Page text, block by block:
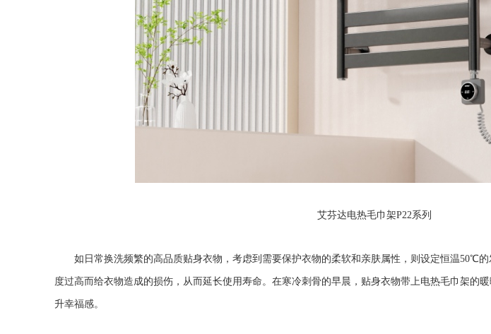
艾芬达电热毛巾架P22系列
如日常换洗频繁的高品质贴身衣物，考虑到需要保护衣物的柔软和亲肤属性，则设定恒温50℃
度过高而给衣物造成的损伤，从而延长使用寿命。在寒冷刺骨的早晨，贴身衣物带上电热毛巾架的
升幸福感。